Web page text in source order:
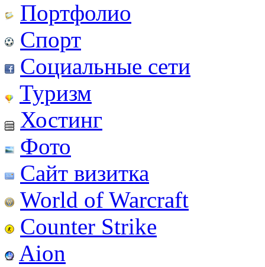
Портфолио
Спорт
Социальные сети
Туризм
Хостинг
Фото
Сайт визитка
World of Warcraft
Counter Strike
Aion